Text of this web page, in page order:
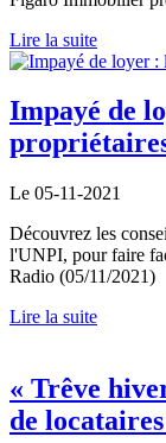
Lire la suite
Impayé de
Le 05-11-2021
Découvrez les
l'UNPI, pour faire
Radio (05/11/2021)
Lire la suite
« Trêve
de